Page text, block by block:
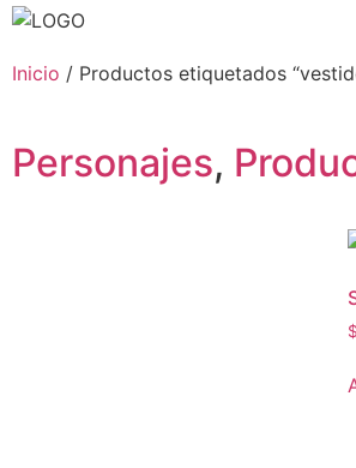
Inicio / Productos etiquetados
Personajes,
$